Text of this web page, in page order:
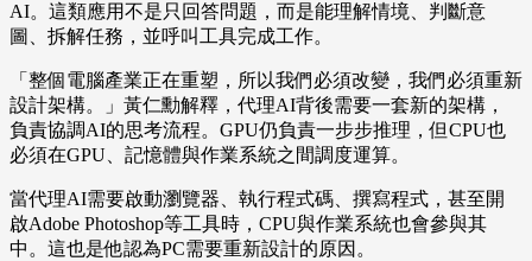
AI。這類應用不是只回答問題，而是能理解情境、判斷意
圖、拆解任務，並呼叫工具完成工作。
「整個電腦產業正在重塑，所以我們必須改變，我們必須重新
設計架構。」黃仁勳解釋，代理AI背後需要一套新的架構，
負責協調AI的思考流程。GPU仍負責一步步推理，但CPU也
必須在GPU、記憶體與作業系統之間調度運算。
當代理AI需要啟動瀏覽器、執行程式碼、撰寫程式，甚至開
啟Adobe Photoshop等工具時，CPU與作業系統也會參與其
中。這也是他認為PC需要重新設計的原因。